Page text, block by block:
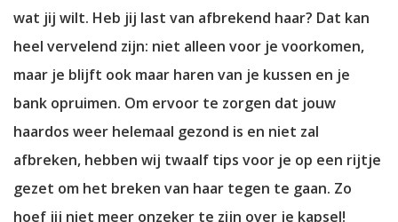
wat jij wilt. Heb jij last van afbrekend haar? Dat kan
heel vervelend zijn: niet alleen voor je voorkomen,
maar je blijft ook maar haren van je kussen en je
bank opruimen. Om ervoor te zorgen dat jouw
haardos weer helemaal gezond is en niet zal
afbreken, hebben wij twaalf tips voor je op een rijtje
gezet om het breken van haar tegen te gaan. Zo
hoef jij niet meer onzeker te zijn over je kapsel!